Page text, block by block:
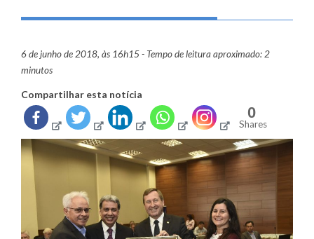
6 de junho de 2018, às 16h15 - Tempo de leitura aproximado: 2
minutos
Compartilhar esta notícia
0
Shares